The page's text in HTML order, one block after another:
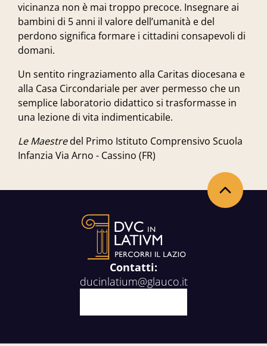
vicinanza non è mai troppo precoce. Insegnare ai
bambini di 5 anni il valore dell’umanità e del
perdono significa formare i cittadini consapevoli di
domani.
Un sentito ringraziamento alla Caritas diocesana e
alla Casa Circondariale per aver permesso che un
semplice laboratorio didattico si trasformasse in
una lezione di vita indimenticabile.
Le Maestredel Primo Istituto Comprensivo Scuola
Infanzia Via Arno - Cassino (FR)
Contatti:
ducinlatium@glauco.it
Back to the top